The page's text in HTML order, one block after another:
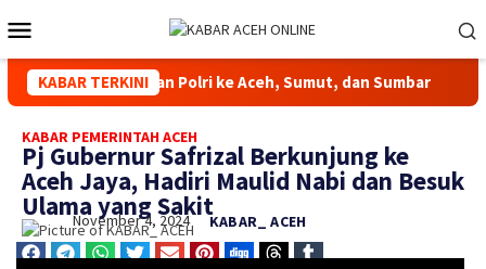
KABAR TERKINI
Aceh, Sumut, dan Sumbar Kapolda Aceh Hadiri
KABAR PEMERINTAH ACEH
Pj Gubernur Safrizal Berkunjung ke
Aceh Jaya, Hadiri Maulid Nabi dan Besuk
Ulama yang SakitKABAR_ ACEH
November 4, 2024